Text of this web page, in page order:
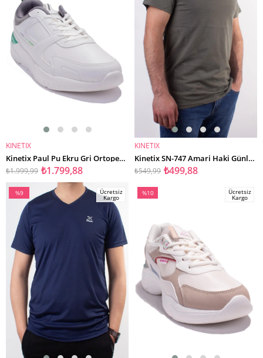
SEPETE EKLE
KINETIX
Kinetix Paul Pu Ekru Gri Ortopedik Günlük Erkek Spor Ayakkabı
₺1.799,88
₺1.999,99
SEPETE EKLE
KINETIX
Kinetix SN-747 Amari Haki Günlük Erkek Bisiklet Yaka Tişört
₺499,88
₺549,99
%9
İndirim
%9İndirim
Ücretsiz
Kargo
%10
Ücretsiz
Kargo